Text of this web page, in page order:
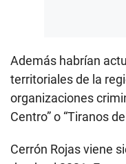
Además habrían
territoriales de la
organizaciones
Centro” o “Tiranos
Cerrón Rojas viene